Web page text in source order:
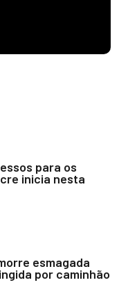
para os
inicia nesta
esmagada
por caminhão